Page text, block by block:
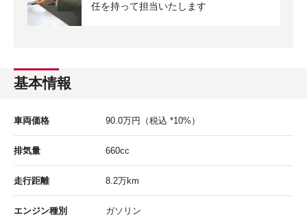
任を持って担当いたします
基本情報
車両価格 90.0万円 （税込 *10%）
排気量 660cc
走行距離 8.2万km
エンジン種別 ガソリン